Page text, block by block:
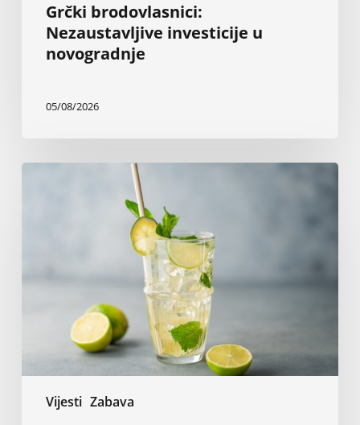
Grčki brodovlasnici:
Nezaustavljive investicije u
novogradnje
05/08/2026
Vijesti Zabava